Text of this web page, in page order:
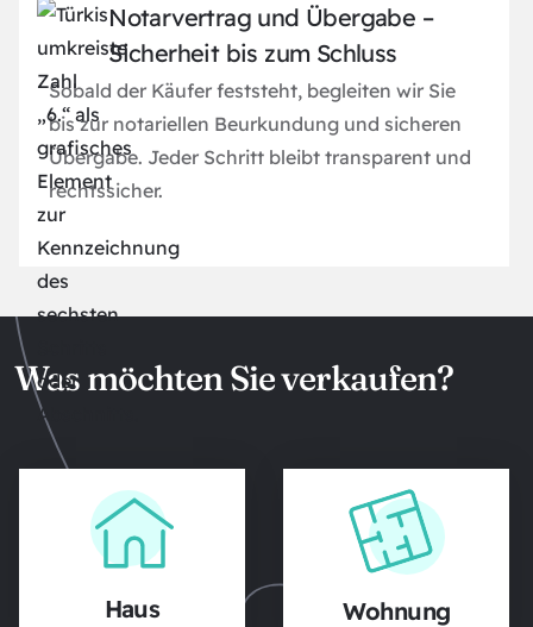
Notarvertrag und Übergabe –
Sicherheit bis zum Schluss
Sobald der Käufer feststeht, begleiten wir Sie
bis zur notariellen Beurkundung und sicheren
Übergabe. Jeder Schritt bleibt transparent und
rechtssicher.
Was möchten Sie verkaufen?
Haus Wohnung